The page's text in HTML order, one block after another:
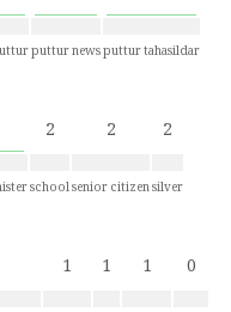
puttur newsputtur tahasildar
2
school
2
senior citizen
2
silver
1 1 1 0